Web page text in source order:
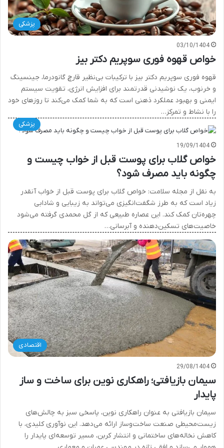
پزشکی
03/10/1404
خواص قهوه فوری سوپریم دکتر بیز
قهوه فوری سوپریم دکتر بیز با ترکیبات بی‌نظیر قارچ گانودرما، جینسینگ
و خرنوب، یک نوشیدنی قدرتمند برای افزایش انرژی، تقویت سیستم
ایمنی و بهبود عملکرد ذهنی است که به شما کمک می‌کند تا روزهای خود
را با نشاط و تمرکز…
پزشکی
19/09/1404
خواص گلاب برای پوست قبل از خواب چیست و
چگونه باید مصرف شود؟
به نقل از مجله سلامت: خواص گلاب برای پوست قبل از خواب آنقدر
زیاد است که به طرز شگفت‌انگیزی می‌تواند به زیبایی و شادابی
چهره‌تان کمک کند. این عصاره طبیعی که از گل محمدی گرفته می‌شود
خاصیت‌های تسکین‌دهنده و آبرسانی…
اقتصادی
29/08/1404
سیمان بازیافتی؛ راهکاری نوین برای ساخت و ساز
پایدار
سیمان بازیافتی به عنوان راهکاری نوین، پاسخی سبز به چالش‌های
زیست‌محیطی صنعت ساخت‌وساز ارائه می‌دهد. این نوآوری کلیدی، با
کاهش نخاله‌های ساختمانی و انتشار کربن، مسیر توسعه‌ای پایدار را